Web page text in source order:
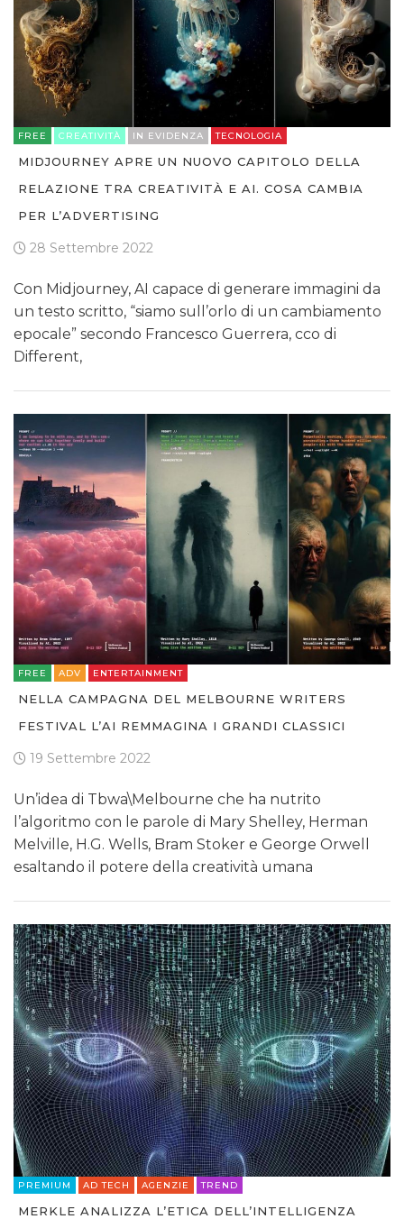
FREE CREATIVITÀ IN EVIDENZA TECNOLOGIA
MIDJOURNEY APRE UN NUOVO CAPITOLO DELLA
RELAZIONE TRA CREATIVITÀ E AI. COSA CAMBIA
PER L’ADVERTISING
28 Settembre 2022
Con Midjourney, AI capace di generare immagini da
un testo scritto, “siamo sull’orlo di un cambiamento
epocale” secondo Francesco Guerrera, cco di
Different,
FREE ADV ENTERTAINMENT
NELLA CAMPAGNA DEL MELBOURNE WRITERS
FESTIVAL L’AI REMMAGINA I GRANDI CLASSICI
19 Settembre 2022
Un’idea di Tbwa\Melbourne che ha nutrito
l’algoritmo con le parole di Mary Shelley, Herman
Melville, H.G. Wells, Bram Stoker e George Orwell
esaltando il potere della creatività umana
PREMIUM AD TECH AGENZIE TREND
MERKLE ANALIZZA L’ETICA DELL’INTELLIGENZA